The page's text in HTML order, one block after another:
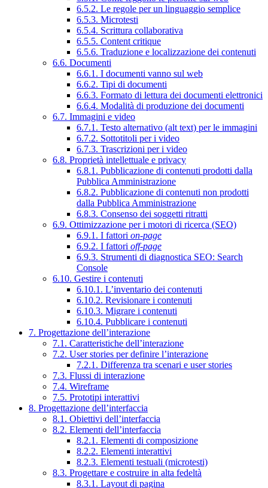
6.5.2. Le regole per un linguaggio semplice
6.5.3. Microtesti
6.5.4. Scrittura collaborativa
6.5.5. Content critique
6.5.6. Traduzione e localizzazione dei contenuti
6.6. Documenti
6.6.1. I documenti vanno sul web
6.6.2. Tipi di documenti
6.6.3. Formato di lettura dei documenti elettronici
6.6.4. Modalità di produzione dei documenti
6.7. Immagini e video
6.7.1. Testo alternativo (alt text) per le immagini
6.7.2. Sottotitoli per i video
6.7.3. Trascrizioni per i video
6.8. Proprietà intellettuale e privacy
6.8.1. Pubblicazione di contenuti prodotti dalla
Pubblica Amministrazione
6.8.2. Pubblicazione di contenuti non prodotti
dalla Pubblica Amministrazione
6.8.3. Consenso dei soggetti ritratti
6.9. Ottimizzazione per i motori di ricerca (SEO)
6.9.1. I fattori on-page
6.9.2. I fattori off-page
6.9.3. Strumenti di diagnostica SEO: Search
Console
6.10. Gestire i contenuti
6.10.1. L’inventario dei contenuti
6.10.2. Revisionare i contenuti
6.10.3. Migrare i contenuti
6.10.4. Pubblicare i contenuti
7. Progettazione dell’interazione
7.1. Caratteristiche dell’interazione
7.2. User stories per definire l’interazione
7.2.1. Differenza tra scenari e user stories
7.3. Flussi di interazione
7.4. Wireframe
7.5. Prototipi interattivi
8. Progettazione dell’interfaccia
8.1. Obiettivi dell’interfaccia
8.2. Elementi dell’interfaccia
8.2.1. Elementi di composizione
8.2.2. Elementi interattivi
8.2.3. Elementi testuali (microtesti)
8.3. Progettare e costruire in alta fedeltà
8.3.1. Layout di pagina